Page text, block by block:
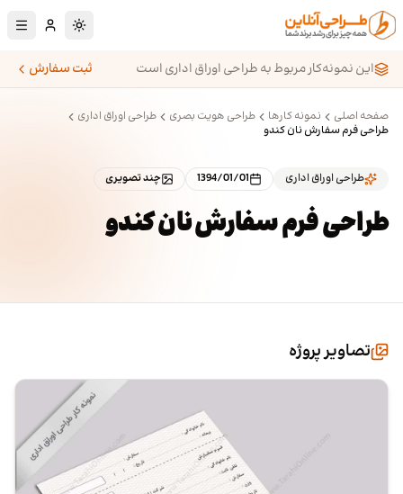
پرش به محتوای اصلی
تغییر به حالت
این نمونه‌کار مربوط به طراحی اوراق اداری است
ثبت سفارش
صفحه اصلی نمونه کارها طراحی هویت بصری
طراحی اوراق اداری
طراحی فرم سفارش نان کندو
طراحی اوراق اداری 1394/01/01 چند تصویری
طراحی فرم سفارش نان کندو
تصاویر پروژه